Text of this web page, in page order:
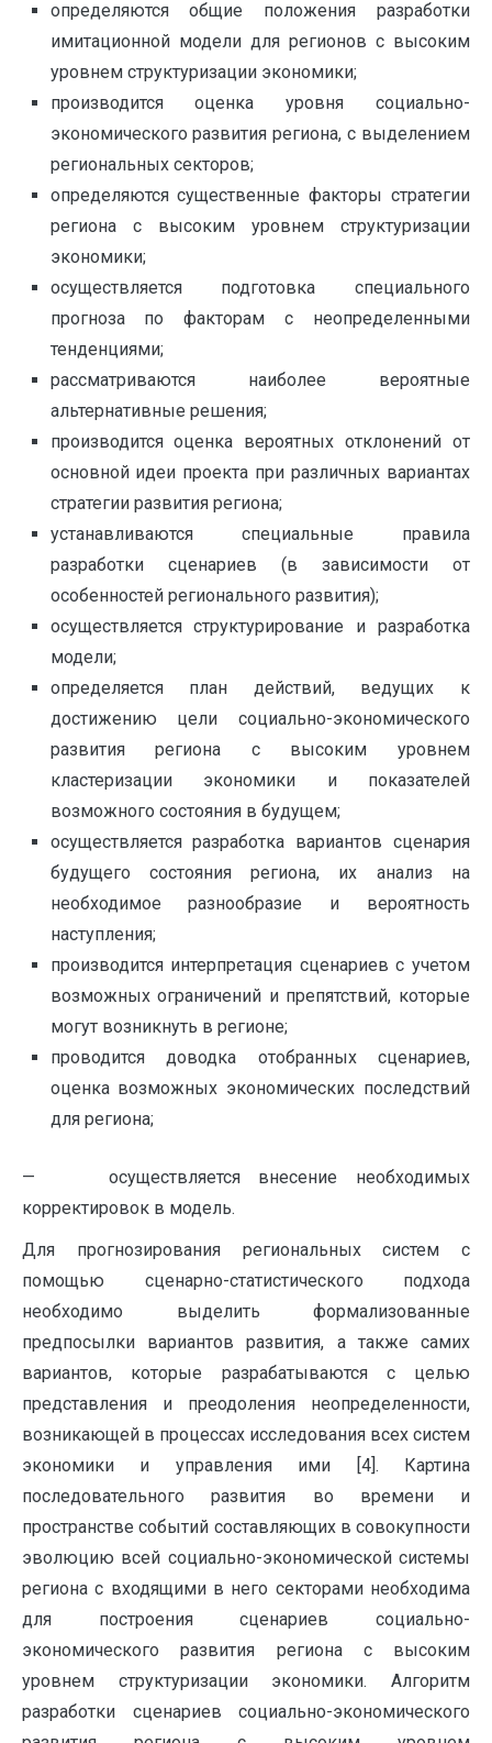
определяются общие положения разработки
имитационной модели для регионов с высоким
уровнем структуризации экономики;
производится оценка уровня социально-
экономического развития региона, с выделением
региональных секторов;
определяются существенные факторы стратегии
региона с высоким уровнем структуризации
экономики;
осуществляется подготовка специального
прогноза по факторам с неопределенными
тенденциями;
рассматриваются наиболее вероятные
альтернативные решения;
производится оценка вероятных отклонений от
основной идеи проекта при различных вариантах
стратегии развития региона;
устанавливаются специальные правила
разработки сценариев (в зависимости от
особенностей регионального развития);
осуществляется структурирование и разработка
модели;
определяется план действий, ведущих к
достижению цели социально-экономического
развития региона с высоким уровнем
кластеризации экономики и показателей
возможного состояния в будущем;
осуществляется разработка вариантов сценария
будущего состояния региона, их анализ на
необходимое разнообразие и вероятность
наступления;
производится интерпретация сценариев с учетом
возможных ограничений и препятствий, которые
могут возникнуть в регионе;
проводится доводка отобранных сценариев,
оценка возможных экономических последствий
для региона;
— осуществляется внесение необходимых
корректировок в модель.
Для прогнозирования региональных систем с
помощью сценарно-статистического подхода
необходимо выделить формализованные
предпосылки вариантов развития, а также самих
вариантов, которые разрабатываются с целью
представления и преодоления неопределенности,
возникающей в процессах исследования всех систем
экономики и управления ими [4]. Картина
последовательного развития во времени и
пространстве событий составляющих в совокупности
эволюцию всей социально-экономической системы
региона с входящими в него секторами необходима
для построения сценариев социально-
экономического развития региона с высоким
уровнем структуризации экономики. Алгоритм
разработки сценариев социально-экономического